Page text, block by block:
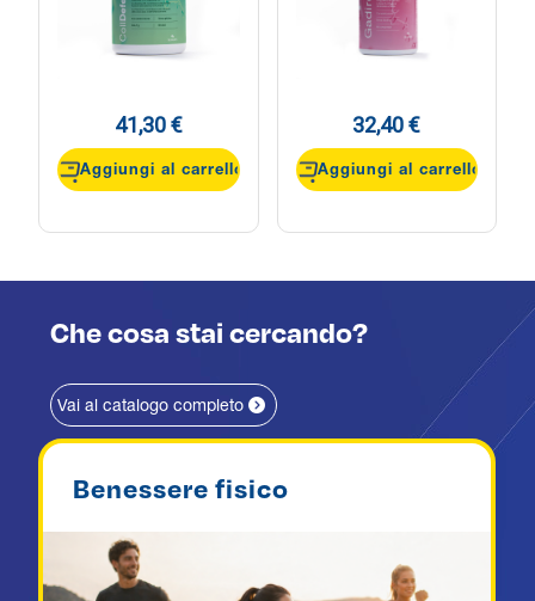
41,30 €
Aggiungi al carrello
32,40 €
Aggiungi al carrello
Che cosa stai cercando?
Vai al catalogo completo
Benessere fisico